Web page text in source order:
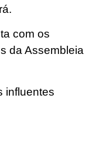
com os
da Assembleia
influentes